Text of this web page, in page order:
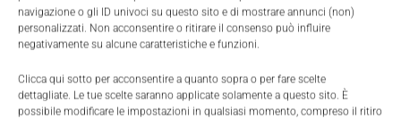
navigazione o gli ID univoci su questo sito e di mostrare annunci (non)
personalizzati. Non acconsentire o ritirare il consenso può influire
negativamente su alcune caratteristiche e funzioni.
Clicca qui sotto per acconsentire a quanto sopra o per fare scelte
dettagliate. Le tue scelte saranno applicate solamente a questo sito. È
possibile modificare le impostazioni in qualsiasi momento, compreso il ritiro
scalabile, modulare e configurabile.